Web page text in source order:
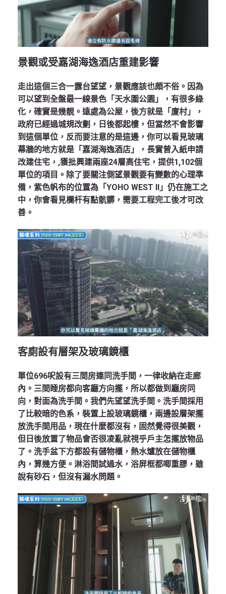
景觀或受嘉湖海逸酒店重建影響
走出這個三合一露台望望，景觀應該也頗不俗。因為
可以望到全盤最一線景色「天水圍公園」，有很多綠
化，確實是幾靚。遠處為公屋，後方就是「廈村」，
政府已經過城規改劃，日後都起樓，但當然不會影響
到這個單位，反而要注意的是這邊，你可以看見玻璃
幕牆的地方就是「嘉湖海逸酒店」，長實曾入紙申請
改建住宅，,獲批興建兩座24層高住宅，提供1,102個
單位的項目。除了要關注側望景觀要有變數的心理準
備，紫色帆布的位置為「YOHO WEST II」仍在施工之
中，你會看見欄杆有點骯髒，需要工程完工後才可改
善。
客廁設有層架及玻璃鏡櫃
單位696呎設有三間房連同洗手間，一律收納在走廊
內。三間睡房都向客廳方向擺，所以都做到廳房同
向，對面為洗手間。我們先望望洗手間。洗手間採用
了比較暗的色系，裝置上設玻璃鏡櫃，兩邊設層架擺
放洗手間用品，現在什麼都沒有，固然覺得很美觀，
但日後放置了物品會否很凌亂就視乎戶主怎擺放物品
了。洗手盆下方都設有儲物櫃，熱水爐放在儲物櫃
內，算幾方便。淋浴間試過水，浴屏框都唧重膠，雖
說有砂石，但沒有漏水問題。